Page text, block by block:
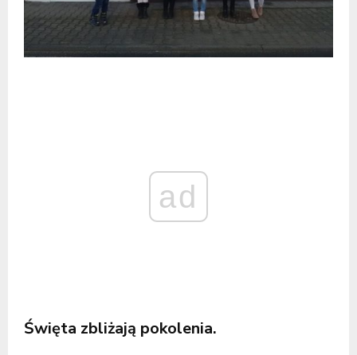
ad
Święta zbliżają pokolenia.